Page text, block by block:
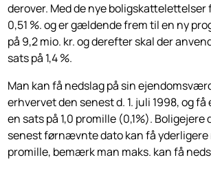
derover. Med de nye boligskattelettelser
0,51 %. og er gældende frem til en ny
på 9,2 mio. kr. og derefter skal der
sats på 1,4 %.
Man kan få nedslag på sin
erhvervet den senest d. 1. juli 1998, og
en sats på 1,0 promille (0,1%).
senest førnævnte dato kan få yderligere
promille, bemærk man maks. kan få